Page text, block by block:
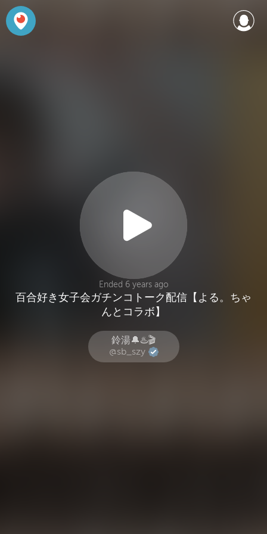
Ended 6 years ago
百合好き女子会ガチンコトーク配信【よる。ちゃ
んとコラボ】
鈴湯🔔♨️🎬
@sb_szy